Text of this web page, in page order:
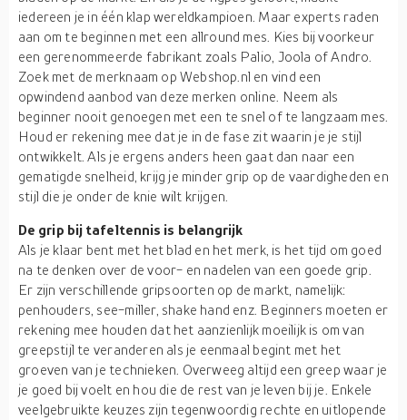
iedereen je in één klap wereldkampioen. Maar experts raden
aan om te beginnen met een allround mes. Kies bij voorkeur
een gerenommeerde fabrikant zoals Palio, Joola of Andro.
Zoek met de merknaam op Webshop.nl en vind een
opwindend aanbod van deze merken online. Neem als
beginner nooit genoegen met een te snel of te langzaam mes.
Houd er rekening mee dat je in de fase zit waarin je je stijl
ontwikkelt. Als je ergens anders heen gaat dan naar een
gematigde snelheid, krijg je minder grip op de vaardigheden en
stijl die je onder de knie wilt krijgen.
De grip bij tafeltennis is belangrijk
Als je klaar bent met het blad en het merk, is het tijd om goed
na te denken over de voor- en nadelen van een goede grip.
Er zijn verschillende gripsoorten op de markt, namelijk:
penhouders, see-miller, shake hand enz. Beginners moeten er
rekening mee houden dat het aanzienlijk moeilijk is om van
greepstijl te veranderen als je eenmaal begint met het
groeven van je technieken. Overweeg altijd een greep waar je
je goed bij voelt en hou die de rest van je leven bij je. Enkele
veelgebruikte keuzes zijn tegenwoordig rechte en uitlopende